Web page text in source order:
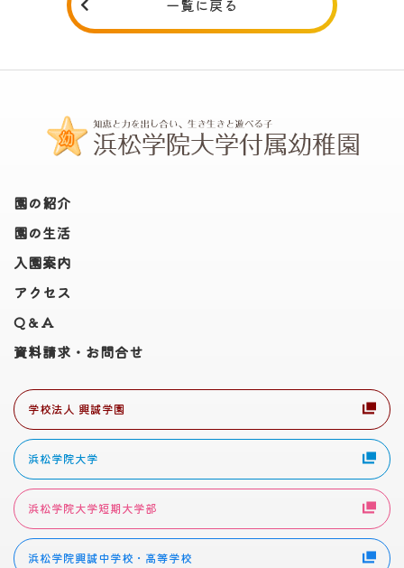
一覧に戻る
園の紹介
園の生活
入園案内
アクセス
Q＆A
資料請求・お問合せ
学校法人 興誠学園
浜松学院大学
浜松学院大学短期大学部
浜松学院興誠中学校・高等学校